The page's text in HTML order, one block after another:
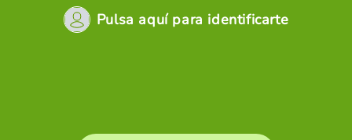
Pulsa aquí para identificarte